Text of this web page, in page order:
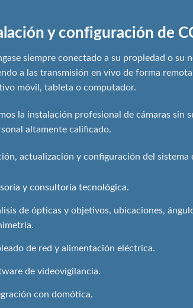
y configuración de
siempre conectado a su propiedad o su
a las transmisión en vivo de forma
móvil, tableta o computador.
la instalación profesional de cámaras sin
altamente calificado.
actualización y configuración del sistema
y consultoría tecnológica.
de ópticas y objetivos, ubicaciones,
de red y alimentación eléctrica.
de videovigilancia.
con domótica.